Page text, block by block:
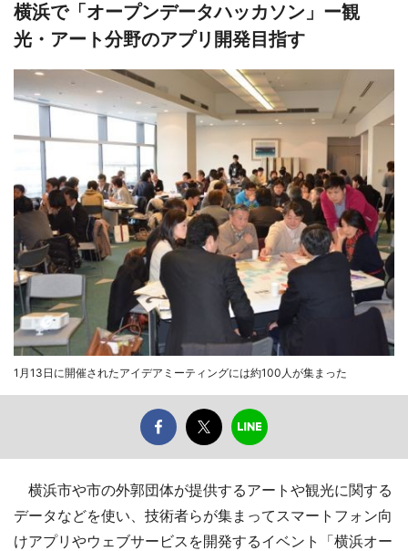
横浜で「オープンデータハッカソン」ー観
光・アート分野のアプリ開発目指す
1月13日に開催されたアイデアミーティングには約100人が集まった
横浜市や市の外郭団体が提供するアートや観光に関する
データなどを使い、技術者らが集まってスマートフォン向
けアプリやウェブサービスを開発するイベント「横浜オー